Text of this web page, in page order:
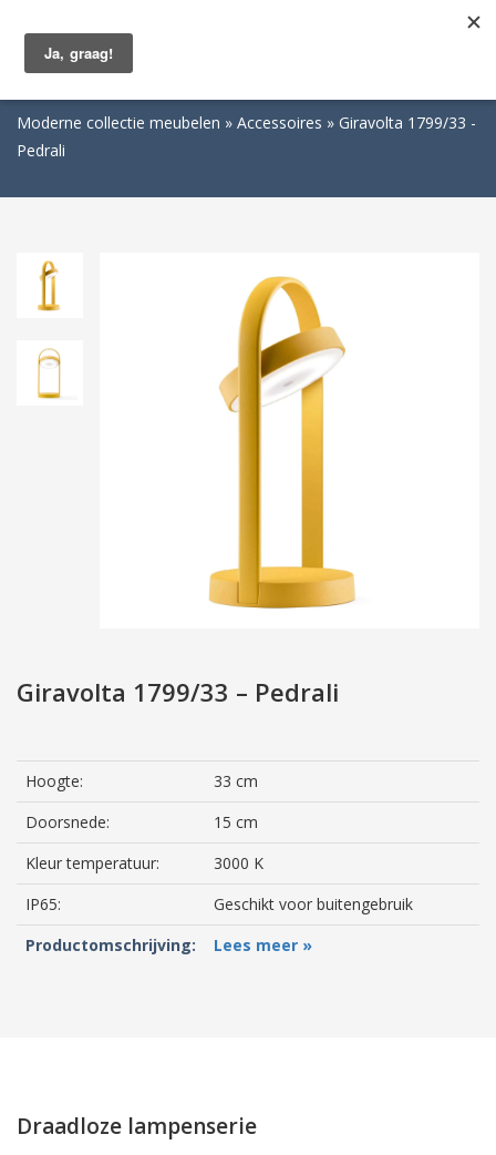
Moderne collectie meubelen Accessoires
Giravolta 1799/33 -
Pedrali
Giravolta 1799/33 – Pedrali
Hoogte:
33 cm
Doorsnede:
15 cm
Kleur temperatuur:
3000 K
IP65:
Geschikt voor buitengebruik
Productomschrijving:
Lees meer »
Draadloze lampenserie